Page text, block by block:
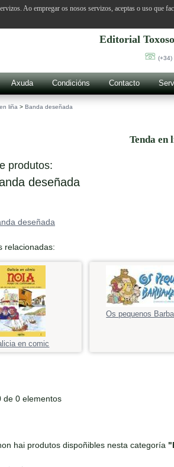
Editorial
(+34)
Axuda Condicións Contacto
liña > Banda deseñada
Tenda en
produtos:
deseñada
deseñada
relacionadas:
en comic
Os pequenos
de 0 elementos
hai produtos dispoñibles nesta categoría
Ao empregar os nosos servizos, aceptas o uso que